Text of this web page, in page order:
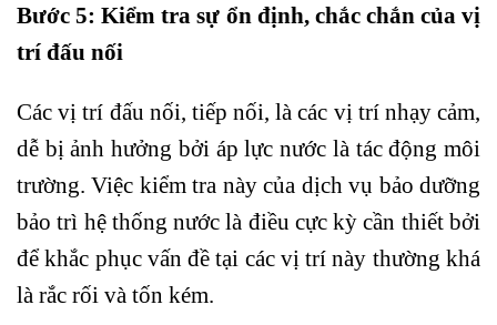
Bước 5: Kiểm tra sự ổn định, chắc chắn của vị
trí đấu nối
Các vị trí đấu nối, tiếp nối, là các vị trí nhạy cảm,
dễ bị ảnh hưởng bởi áp lực nước là tác động môi
trường. Việc kiểm tra này của dịch vụ bảo dưỡng
bảo trì hệ thống nước là điều cực kỳ cần thiết bởi
để khắc phục vấn đề tại các vị trí này thường khá
là rắc rối và tốn kém.